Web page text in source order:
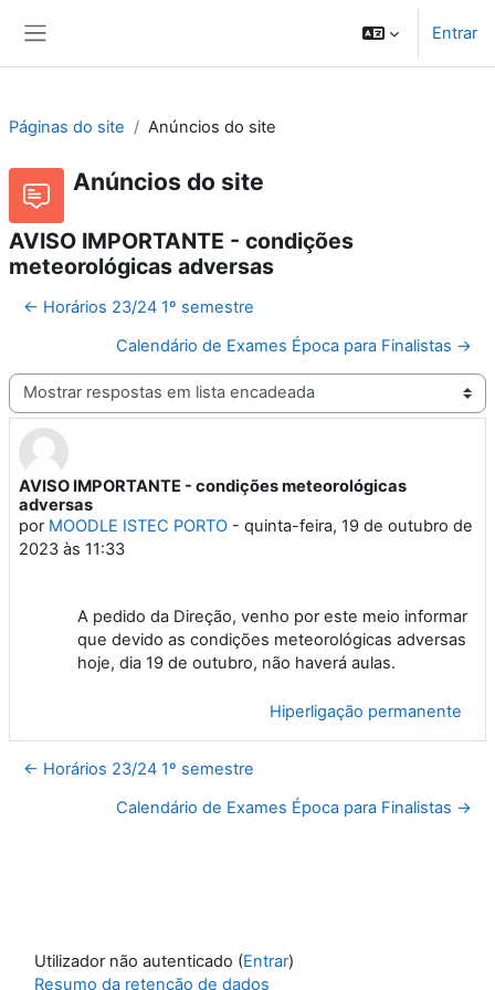
Entrar
Páginas do site Anúncios do site
Anúncios do site
AVISO IMPORTANTE - condições
meteorológicas adversas
← Horários 23/24 1º semestre
Calendário de Exames Época para Finalistas →
Modo de visualização
AVISO IMPORTANTE - condições meteorológicas
adversas
por MOODLE ISTEC PORTO - quinta-feira, 19 de outubro de
2023 às 11:33
Número de respostas: 0
A pedido da Direção, venho por este meio informar
que devido as condições meteorológicas adversas
hoje, dia 19 de outubro, não haverá aulas.
Hiperligação permanente
← Horários 23/24 1º semestre
Calendário de Exames Época para Finalistas →
Utilizador não autenticado (Entrar)
Resumo da retenção de dados